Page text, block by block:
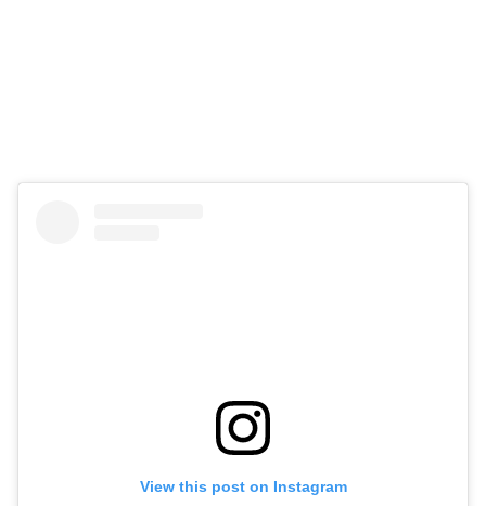
View this post on Instagram